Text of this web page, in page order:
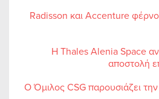
Radisson και Accenture
Η Thales Alenia Space
αποστολή
Ο Όμιλος CSG παρουσιάζει